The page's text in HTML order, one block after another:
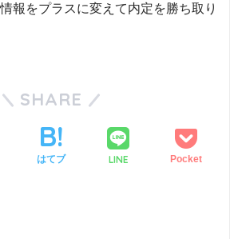
報をプラスに変えて内定を勝ち取り
SHARE
はてブ LINE Pocket